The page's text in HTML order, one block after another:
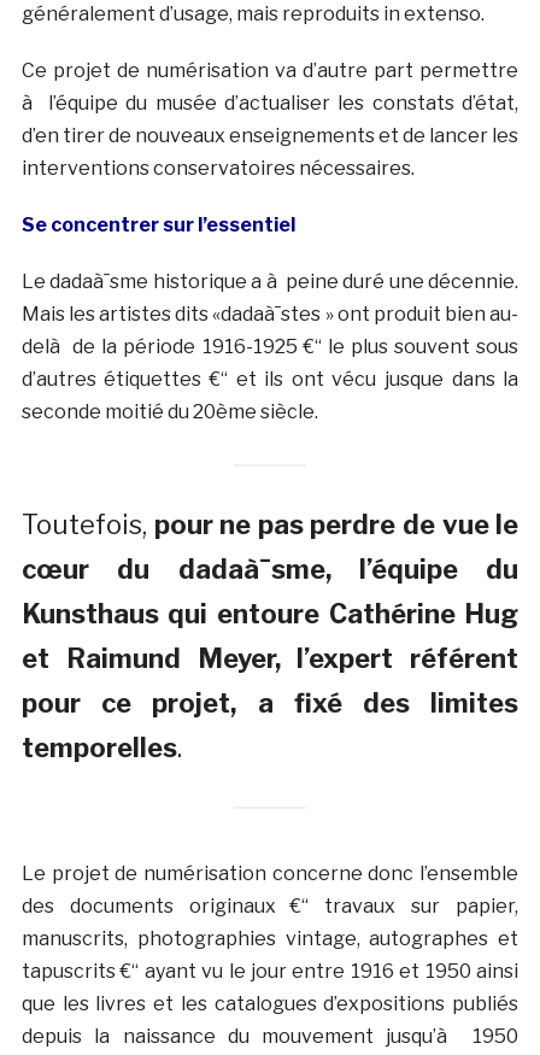
généralement d’usage, mais reproduits in extenso.
Ce projet de numérisation va d’autre part permettre
à l’équipe du musée d’actualiser les constats d’état,
d’en tirer de nouveaux enseignements et de lancer les
interventions conservatoires nécessaires.
Se concentrer sur l’essentiel
Le dadaà¯sme historique a à peine duré une décennie.
Mais les artistes dits «dadaà¯stes » ont produit bien au-
delà de la période 1916-1925 €“ le plus souvent sous
d’autres étiquettes €“ et ils ont vécu jusque dans la
seconde moitié du 20ème siècle.
Toutefois, pour ne pas perdre de vue le
cœur du dadaà¯sme, l’équipe du
Kunsthaus qui entoure Cathérine Hug
et Raimund Meyer, l’expert référent
pour ce projet, a fixé des limites
temporelles.
Le projet de numérisation concerne donc l’ensemble
des documents originaux €“ travaux sur papier,
manuscrits, photographies vintage, autographes et
tapuscrits €“ ayant vu le jour entre 1916 et 1950 ainsi
que les livres et les catalogues d’expositions publiés
depuis la naissance du mouvement jusqu’à 1950